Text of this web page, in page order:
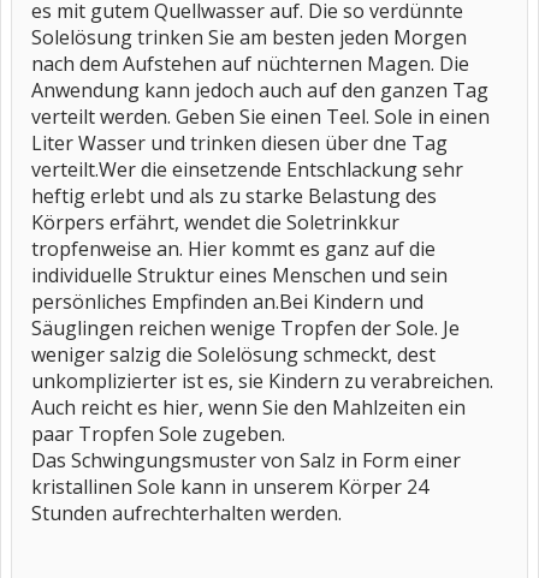
es mit gutem Quellwasser auf. Die so verdünnte
Solelösung trinken Sie am besten jeden Morgen
nach dem Aufstehen auf nüchternen Magen. Die
Anwendung kann jedoch auch auf den ganzen Tag
verteilt werden. Geben Sie einen Teel. Sole in einen
Liter Wasser und trinken diesen über dne Tag
verteilt.Wer die einsetzende Entschlackung sehr
heftig erlebt und als zu starke Belastung des
Körpers erfährt, wendet die Soletrinkkur
tropfenweise an. Hier kommt es ganz auf die
individuelle Struktur eines Menschen und sein
persönliches Empfinden an.Bei Kindern und
Säuglingen reichen wenige Tropfen der Sole. Je
weniger salzig die Solelösung schmeckt, dest
unkomplizierter ist es, sie Kindern zu verabreichen.
Auch reicht es hier, wenn Sie den Mahlzeiten ein
paar Tropfen Sole zugeben.
Das Schwingungsmuster von Salz in Form einer
kristallinen Sole kann in unserem Körper 24
Stunden aufrechterhalten werden.